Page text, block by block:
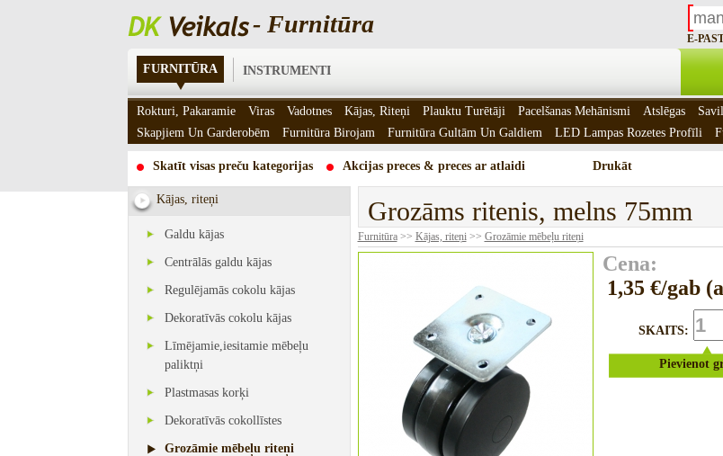
- Furnitūra
E-
FURNITŪRA INSTRUMENTI
Skatīt visas preču kategorijas Akcijas preces & preces ar atlaidi Drukāt
Kājas, riteņi
Galdu kājas
Centrālās galdu kājas
Regulējamās cokolu kājas
Dekoratīvās cokolu kājas
Līmējamie,iesitamie mēbeļu
paliktņi
Plastmasas korķi
Dekoratīvās cokollīstes
Grozāmie mēbeļu riteņi
Grozāms ritenis, melns 75mm
Furnitūra>> Kājas, riteņi>> Grozāmie mēbeļu riteņi
Cena:
1,35 €/gab
SKAITS:
Pievienot
Rokturi, Pakaramie Viras Vadotnes Kājas, Riteņi Plauktu Turētāji Pacelšanas Mehānismi Atslēgas
Skapjiem Un Garderobēm
Furnitūra Birojam Furnitūra Gultām Un Galdiem LED Lampas Rozetes Profīli